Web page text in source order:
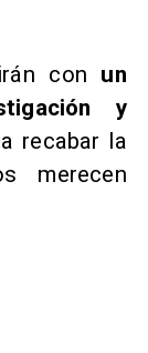
con un
y
recabar la
merecen